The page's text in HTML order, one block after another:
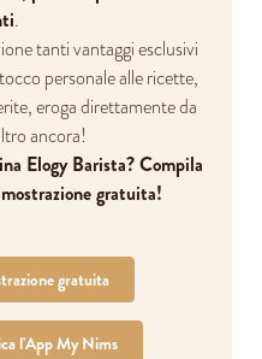
.
tanti vantaggi esclusivi
personale alle ricette,
eroga direttamente da
ancora!
Elogy Barista? Compila
gratuita!
gratuita
l'App My Nims